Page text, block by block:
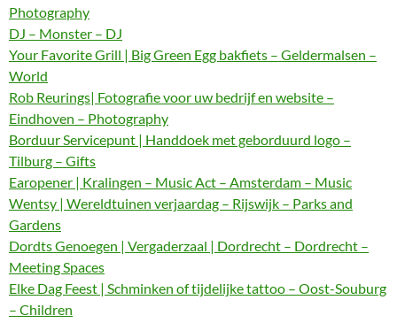
Photography
DJ – Monster – DJ
Your Favorite Grill | Big Green Egg bakfiets – Geldermalsen –
World
Rob Reurings| Fotografie voor uw bedrijf en website –
Eindhoven – Photography
Borduur Servicepunt | Handdoek met geborduurd logo –
Tilburg – Gifts
Earopener | Kralingen – Music Act – Amsterdam – Music
Wentsy | Wereldtuinen verjaardag – Rijswijk – Parks and
Gardens
Dordts Genoegen | Vergaderzaal | Dordrecht – Dordrecht –
Meeting Spaces
Elke Dag Feest | Schminken of tijdelijke tattoo – Oost-Souburg
– Children